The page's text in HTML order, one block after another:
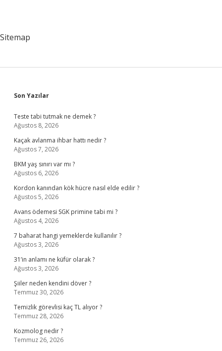
Sitemap
Sidebar
Son Yazılar
Teste tabi tutmak ne demek ?
Ağustos 8, 2026
Kaçak avlanma ihbar hattı nedir ?
Ağustos 7, 2026
BKM yaş sınırı var mı ?
Ağustos 6, 2026
Kordon kanından kök hücre nasıl elde edilir ?
Ağustos 5, 2026
Avans ödemesi SGK primine tabi mi ?
Ağustos 4, 2026
7 baharat hangi yemeklerde kullanılır ?
Ağustos 3, 2026
31’in anlamı ne küfür olarak ?
Ağustos 3, 2026
Şiiler neden kendini döver ?
Temmuz 30, 2026
Temizlik görevlisi kaç TL alıyor ?
Temmuz 28, 2026
Kozmolog nedir ?
Temmuz 26, 2026